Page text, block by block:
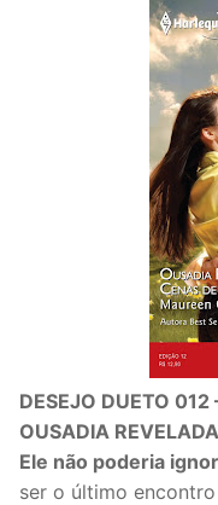
DESEJO DUETO
OUSADIA
Ele não poderia
ser o último